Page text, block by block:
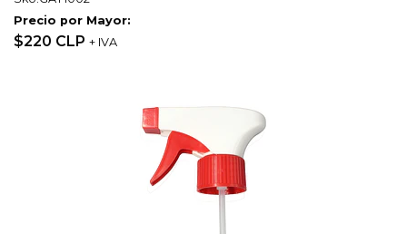
Precio por Mayor:
$220 CLP + IVA